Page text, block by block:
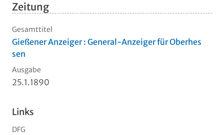
Zeitung
Gesamttitel
Gießener Anzeiger : General-Anzeiger für Oberhes
sen
Ausgabe
25.1.1890
Links
DFG